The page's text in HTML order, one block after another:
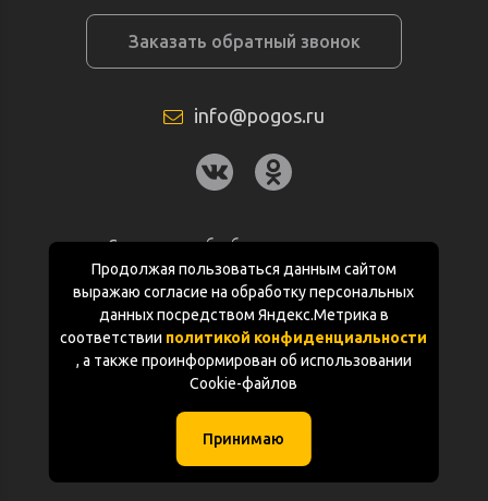
Продолжая пользоваться данным сайтом
выражаю согласие на обработку персональных
данных посредством Яндекс.Метрика в
соответствии политикой конфиденциальности
, а также проинформирован об использовании
Cookie-файлов
Принимаю
Заказать обратный звонок
info@pogos.ru
Согласие на обработку персональных
данных
Политика конфиденциальности
Документация
(с) «POGOS.ru» 2010-2026 (ИП Чивчян М.Р.)